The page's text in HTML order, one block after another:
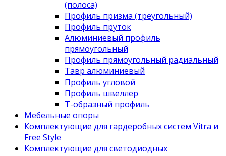
(полоса)
Профиль призма (треугольный)
Профиль пруток
Алюминиевый профиль
прямоугольный
Профиль прямоугольный радиальный
Тавр алюминиевый
Профиль угловой
Профиль швеллер
Т-образный профиль
Мебельные опоры
Комплектующие для гардеробных систем Vitra и
Free Style
Комплектующие для светодиодных